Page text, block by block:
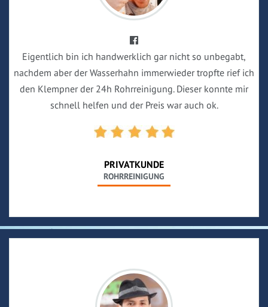
Eigentlich bin ich handwerklich gar nicht so unbegabt,
nachdem aber der Wasserhahn immerwieder tropfte rief ich
den Klempner der 24h Rohrreinigung. Dieser konnte mir
schnell helfen und der Preis war auch ok.
PRIVATKUNDE
ROHRREINIGUNG